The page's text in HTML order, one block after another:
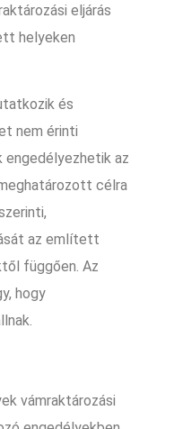
eljárás
helyeken
és
nem érinti
engedélyezhetik az
célra
az említett
függően. Az
hogy
vámraktározási